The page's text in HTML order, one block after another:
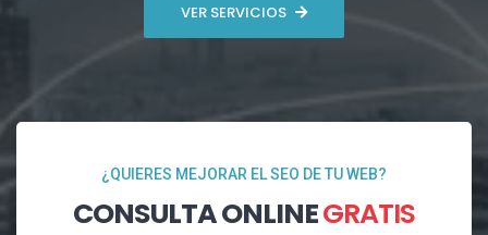
VER SERVICIOS
¿QUIERES MEJORAR EL SEO DE TU WEB?
CONSULTA ONLINEGRATIS